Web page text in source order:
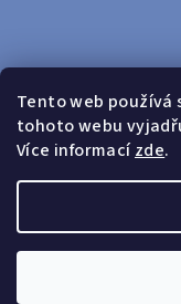
Tento web používá
tohoto webu
Více informacízde.